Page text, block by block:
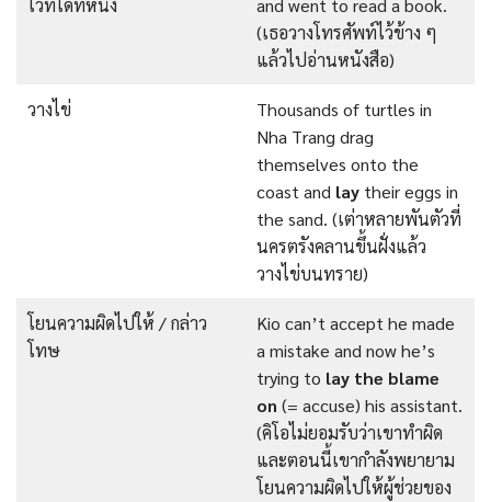
ไว้ที่ใดที่หนึ่ง
and went to read a book.
(เธอวางโทรศัพท์ไว้ข้าง ๆ
แล้วไปอ่านหนังสือ)
วางไข่
Thousands of turtles in
Nha Trang drag
themselves onto the
coast and lay their eggs in
the sand. (เต่าหลายพันตัวที่
นครตรังคลานขึ้นฝั่งแล้ว
วางไข่บนทราย)
โยนความผิดไปให้ / กล่าว
โทษ
Kio can’t accept he made
a mistake and now he’s
trying to lay the blame
on (= accuse) his assistant.
(คิโอไม่ยอมรับว่าเขาทำผิด
และตอนนี้เขากำลังพยายาม
โยนความผิดไปให้ผู้ช่วยของ